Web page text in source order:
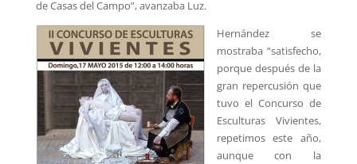
de Casas del Campo”, avanzaba Luz.
Hernández se
mostraba “satisfecho,
porque después de la
gran repercusión que
tuvo el Concurso de
Esculturas Vivientes,
repetimos este año,
aunque con la